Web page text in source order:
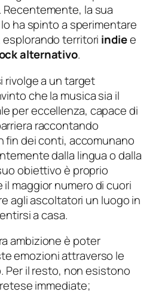
Recentemente, la sua
ha spinto a sperimentare
territori indiee
alternativo.
rivolge a un target
che la musica sia il
per eccellenza, capace di
raccontando
fin dei conti, accomunano
dalla lingua o dalla
obiettivo è proprio
maggior numero di cuori
agli ascoltatori un luogo in
a casa.
ambizione è poter
emozioni attraverso le
Per il resto, non esistono
immediate;